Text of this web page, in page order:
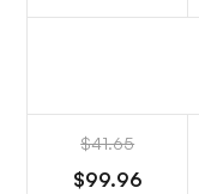
$41.65
$99.96